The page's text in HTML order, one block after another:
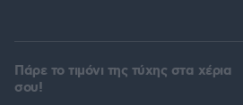
Πάρε το τιμόνι της τύχης στα χέρια
σου!